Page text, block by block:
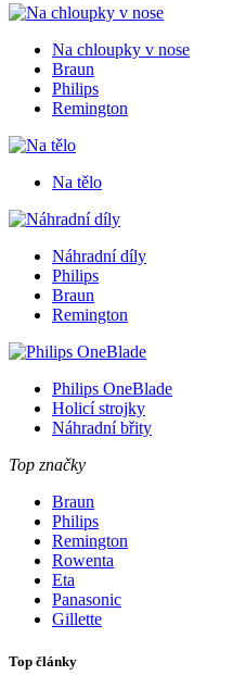
Na chloupky v nose
Braun
Philips
Remington
Na tělo
Náhradní díly
Philips
Braun
Remington
Philips OneBlade
Holicí strojky
Náhradní břity
Top značky
Braun
Philips
Remington
Rowenta
Eta
Panasonic
Gillette
Top články